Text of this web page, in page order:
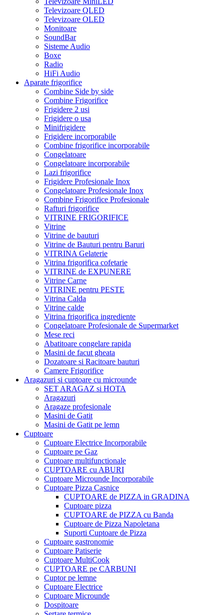
Televizoare QLED
Televizoare OLED
Monitoare
SoundBar
Sisteme Audio
Boxe
Radio
HiFi Audio
Aparate frigorifice
Combine Side by side
Combine Frigorifice
Frigidere 2 usi
Frigidere o usa
Minifrigidere
Frigidere incorporabile
Combine frigorifice incorporabile
Congelatoare
Congelatoare incorporabile
Lazi frigorifice
Frigidere Profesionale Inox
Congelatoare Profesionale Inox
Combine Frigorifice Profesionale
Rafturi frigorifice
VITRINE FRIGORIFICE
Vitrine
Vitrine de bauturi
Vitrine de Bauturi pentru Baruri
VITRINA Gelaterie
Vitrina frigorifica cofetarie
VITRINE de EXPUNERE
Vitrine Carne
VITRINE pentru PESTE
Vitrina Calda
Vitrine calde
Vitrina frigorifica ingrediente
Congelatoare Profesionale de Supermarket
Mese reci
Abatitoare congelare rapida
Masini de facut gheata
Dozatoare si Racitoare bauturi
Camere Frigorifice
Aragazuri si cuptoare cu microunde
SET ARAGAZ si HOTA
Aragazuri
Aragaze profesionale
Masini de Gatit
Masini de Gatit pe lemn
Cuptoare
Cuptoare Electrice Incorporabile
Cuptoare pe Gaz
Cuptoare multifunctionale
CUPTOARE cu ABURI
Cuptoare Microunde Incorporabile
Cuptoare Pizza Casnice
CUPTOARE de PIZZA in GRADINA
Cuptoare pizza
CUPTOARE de PIZZA cu Banda
Cuptoare de Pizza Napoletana
Suporti Cuptoare de Pizza
Cuptoare gastronomie
Cuptoare Patiserie
Cuptoare MultiCook
CUPTOARE pe CARBUNI
Cuptor pe lemne
Cuptoare Electrice
Cuptoare Microunde
Dospitoare